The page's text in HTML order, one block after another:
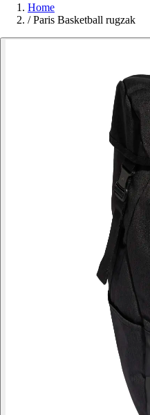
Home
/ Paris Basketball rugzak